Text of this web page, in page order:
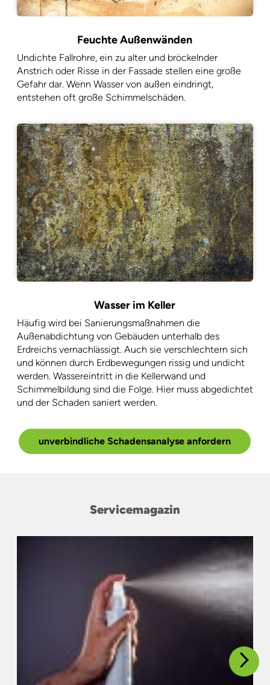
Feuchte Außenwänden
Undichte Fallrohre, ein zu alter und bröckelnder
Anstrich oder Risse in der Fassade stellen eine große
Gefahr dar. Wenn Wasser von außen eindringt,
entstehen oft große Schimmelschäden.
Wasser im Keller
Häufig wird bei Sanierungsmaßnahmen die
Außenabdichtung von Gebäuden unterhalb des
Erdreichs vernachlässigt. Auch sie verschlechtern sich
und können durch Erdbewegungen rissig und undicht
werden. Wassereintritt in die Kellerwand und
Schimmelbildung sind die Folge. Hier muss abgedichtet
und der Schaden saniert werden.
unverbindliche Schadensanalyse anfordern
Servicemagazin